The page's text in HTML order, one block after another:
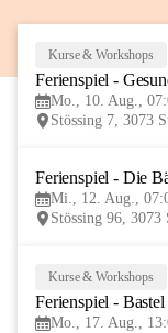
Kurse & Workshops
Ferienspiel -
Mo., 10. Aug.,
Stössing 7, 3073
Ferienspiel - Die
Mi., 12. Aug.,
Stössing 96,
Kurse & Workshops
Ferienspiel -
Mo., 17. Aug.,